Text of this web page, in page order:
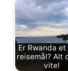
Er Rwanda
reisemål? Alt
vite!